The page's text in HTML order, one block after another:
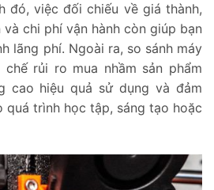
đó, việc đối chiếu về giá thành,
chi phí vận hành còn giúp bạn
lãng phí. Ngoài ra, so sánh máy
rủi ro mua nhầm sản phẩm
cao hiệu quả sử dụng và đảm
quá trình học tập, sáng tạo hoặc